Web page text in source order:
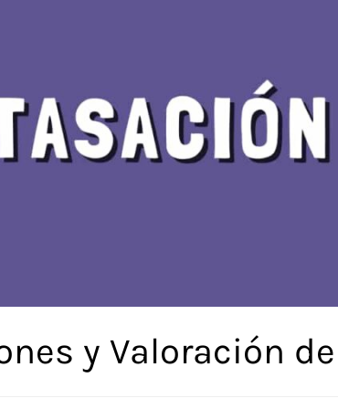
y Valoración